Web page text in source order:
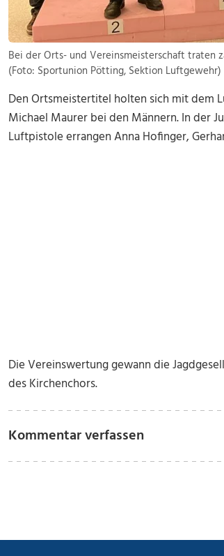
Bei der Orts- und Vereinsmeisterschaft traten
(Foto: Sportunion Pötting, Sektion Luftgewehr)
Den Ortsmeistertitel holten sich mit dem
Michael Maurer bei den Männern. In der
Luftpistole errangen Anna Hofinger,
Die Vereinswertung gewann die
des Kirchenchors.
Kommentar verfassen